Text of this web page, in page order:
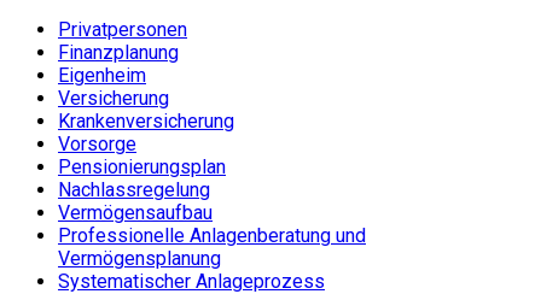
Privatpersonen
Finanzplanung
Eigenheim
Versicherung
Krankenversicherung
Vorsorge
Pensionierungsplan
Nachlassregelung
Vermögensaufbau
Professionelle Anlagenberatung und
Vermögensplanung
Systematischer Anlageprozess